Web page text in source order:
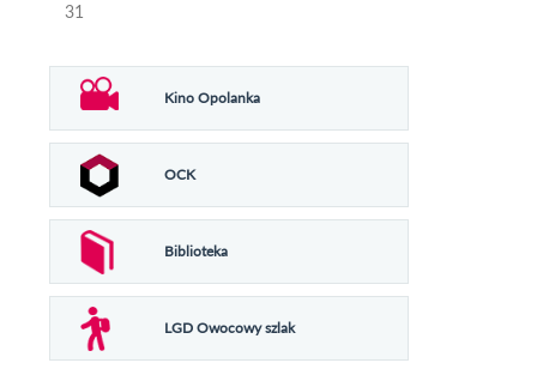
31
Kino Opolanka
OCK
Biblioteka
LGD Owocowy szlak